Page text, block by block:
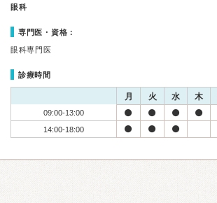
眼科
専門医・資格：
眼科専門医
診療時間
月 火 水 木
09:00-13:00
14:00-18:00